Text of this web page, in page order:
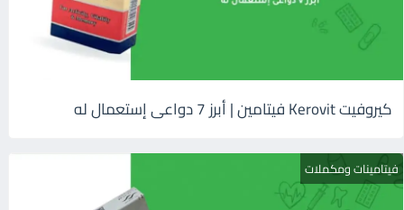
كيروفيت Kerovit فيتامين | أبرز 7 دواعى إستعمال له
فيتامينات ومكملات